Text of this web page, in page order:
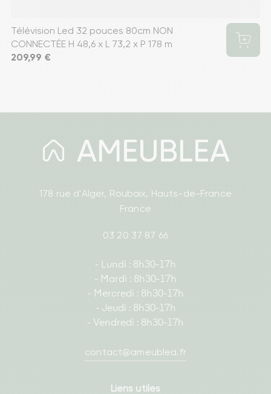
Télévision Led 32 pouces 80cm NON
CONNECTÉE H 48,6 x L 73,2 x P 178 m
Prix
209,99 €
178 rue d'Alger, Roubaix, Hauts-de-France
France
03 20 37 87 66
- Lundi : 8h30-17h
- Mardi : 8h30-17h
- Mercredi : 8h30-17h
- Jeudi : 8h30-17h
- Vendredi : 8h30-17h
contact@ameublea.fr
Liens utiles